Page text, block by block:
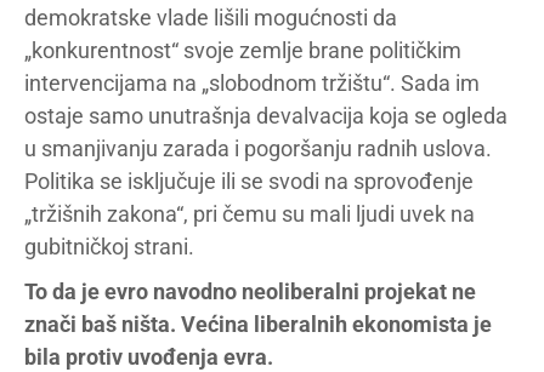
demokratske vlade lišili mogućnosti da
„konkurentnost“ svoje zemlje brane političkim
intervencijama na „slobodnom tržištu“. Sada im
ostaje samo unutrašnja devalvacija koja se ogleda
u smanjivanju zarada i pogoršanju radnih uslova.
Politika se isključuje ili se svodi na sprovođenje
„tržišnih zakona“, pri čemu su mali ljudi uvek na
gubitničkoj strani.
To da je evro navodno neoliberalni projekat ne
znači baš ništa. Većina liberalnih ekonomista je
bila protiv uvođenja evra.